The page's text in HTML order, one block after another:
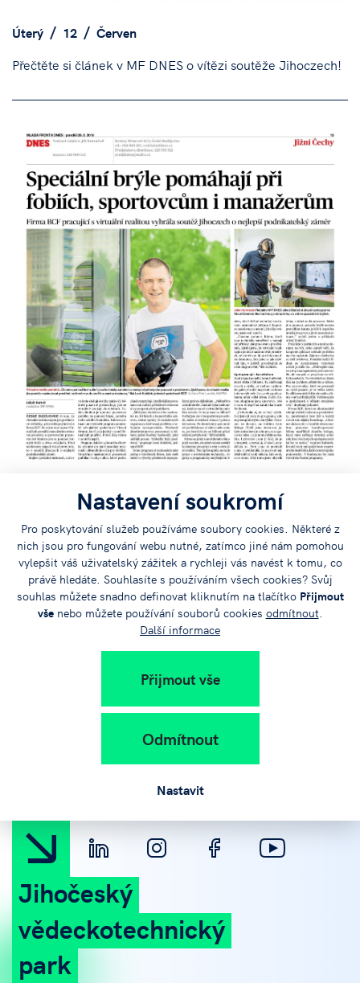
Nastavení soukromí
Pro poskytování služeb používáme soubory cookies. Některé z
nich jsou pro fungování webu nutné, zatímco jiné nám pomohou
vylepšit váš uživatelský zážitek a rychleji vás navést k tomu, co
právě hledáte. Souhlasíte s používáním všech cookies? Svůj
souhlas můžete snadno definovat kliknutím na tlačítko Přijmout
všenebo můžete používání souborů cookies odmítnout.
Další informace
Přijmout vše
Odmítnout
Nastavit
Úterý 12
Červen
Přečtěte si článek v MF DNES o vítězi soutěže Jihoczech!
Sdílejte
článek na:
Jihočeský
vědeckotechnický
park